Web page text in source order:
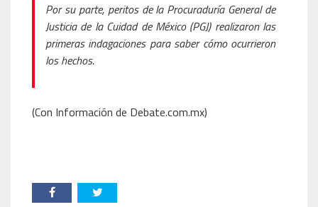
Por su parte, peritos de la Procuraduría General de
Justicia de la Cuidad de México (PGJ) realizaron las
primeras indagaciones para saber cómo ocurrieron
los hechos.
(Con Información de Debate.com.mx)